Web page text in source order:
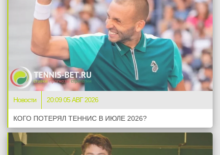
Новости 20:09 05 АВГ 2026
КОГО ПОТЕРЯЛ ТЕННИС В ИЮЛЕ 2026?